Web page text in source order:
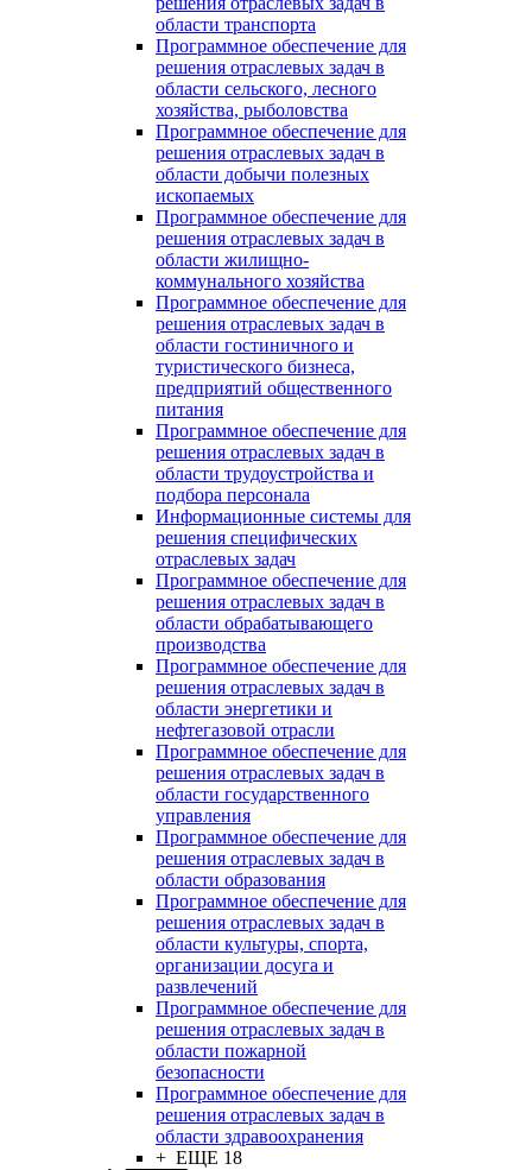
области транспорта
Программное обеспечение для
решения отраслевых задач в
области сельского, лесного
хозяйства, рыболовства
Программное обеспечение для
решения отраслевых задач в
области добычи полезных
ископаемых
Программное обеспечение для
решения отраслевых задач в
области жилищно-
коммунального хозяйства
Программное обеспечение для
решения отраслевых задач в
области гостиничного и
туристического бизнеса,
предприятий общественного
питания
Программное обеспечение для
решения отраслевых задач в
области трудоустройства и
подбора персонала
Информационные системы для
решения специфических
отраслевых задач
Программное обеспечение для
решения отраслевых задач в
области обрабатывающего
производства
Программное обеспечение для
решения отраслевых задач в
области энергетики и
нефтегазовой отрасли
Программное обеспечение для
решения отраслевых задач в
области государственного
управления
Программное обеспечение для
решения отраслевых задач в
области образования
Программное обеспечение для
решения отраслевых задач в
области культуры, спорта,
организации досуга и
развлечений
Программное обеспечение для
решения отраслевых задач в
области пожарной
безопасности
Программное обеспечение для
решения отраслевых задач в
области здравоохранения
+ ЕЩЕ 18